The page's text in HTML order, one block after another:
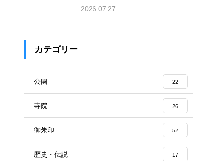
めの時間
2026.07.27
カテゴリー
公園 22
寺院 26
御朱印 52
歴史・伝説 17